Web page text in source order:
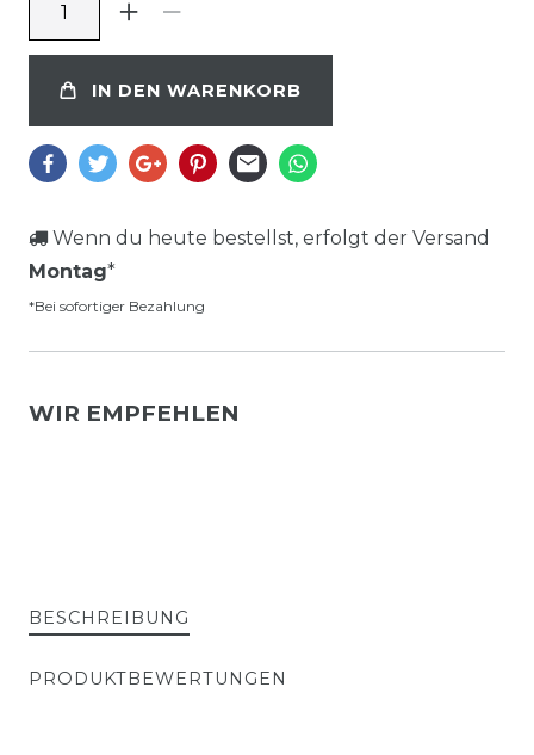
IN DEN WARENKORB
Wenn du heute bestellst, erfolgt der Versand
Montag*
*Bei sofortiger Bezahlung
WIR EMPFEHLEN
BESCHREIBUNG
PRODUKTBEWERTUNGEN